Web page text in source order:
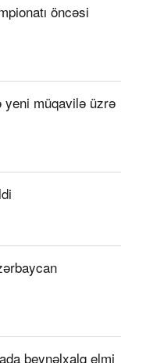
öncəsi
yeni müqavilə üzrə
beynəlxalq elmi